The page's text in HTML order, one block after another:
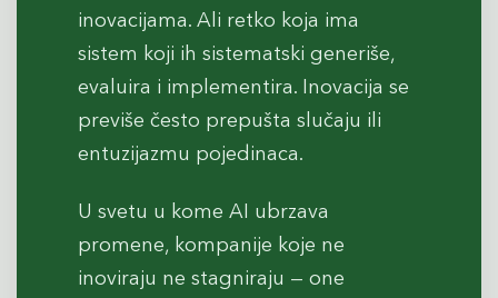
inovacijama. Ali retko koja ima
sistem koji ih sistematski generiše,
evaluira i implementira. Inovacija se
previše često prepušta slučaju ili
entuzijazmu pojedinaca.
U svetu u kome AI ubrzava
promene, kompanije koje ne
inoviraju ne stagniraju — one